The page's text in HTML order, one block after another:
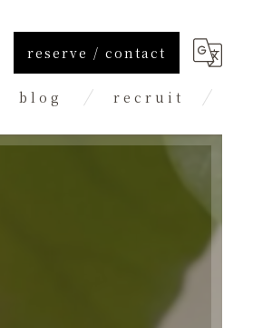
reserve / contact
blog recruit